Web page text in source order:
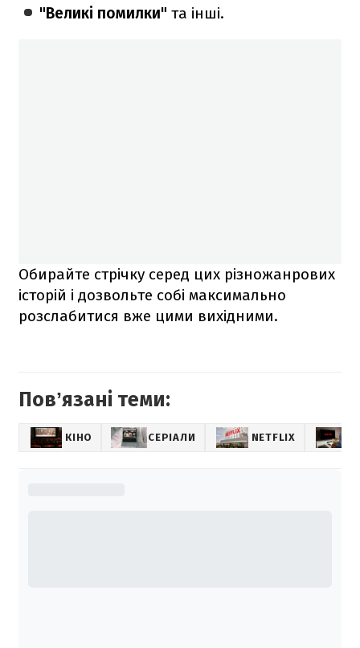
"Великі помилки" та інші.
Обирайте стрічку серед цих різножанрових
історій і дозвольте собі максимально
розслабитися вже цими вихідними.
Повʼязані теми:
КІНО СЕРІАЛИ NETFLIX